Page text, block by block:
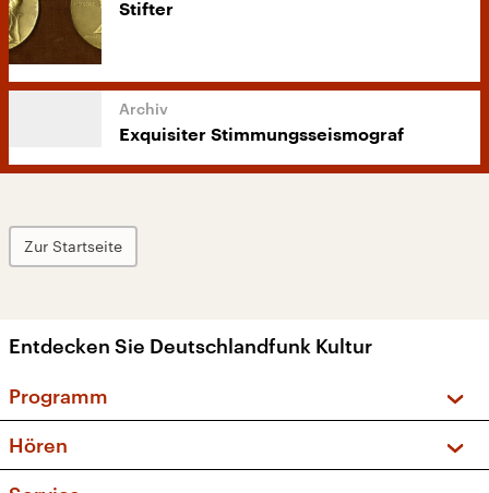
Stifter
Exquisiter Stimmungsseismograf
Zur Startseite
Entdecken Sie Deutschlandfunk Kultur
Programm
Sendungen und Podcasts
Hören